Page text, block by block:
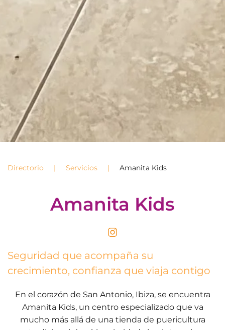
Directorio Servicios Amanita Kids
Amanita Kids
Seguridad que acompaña su
crecimiento, confianza que viaja contigo
En el corazón de San Antonio, Ibiza, se encuentra
Amanita Kids, un centro especializado que va
mucho más allá de una tienda de puericultura